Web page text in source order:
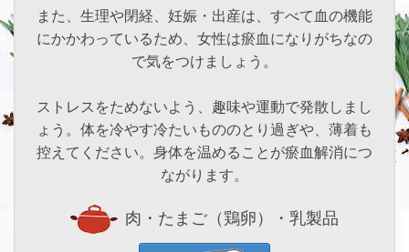
また、生理や閉経、妊娠・出産は、すべて血の機能
にかかわっているため、女性は瘀血になりがちなの
で気をつけましょう。
ストレスをためないよう、趣味や運動で発散しまし
ょう。体を冷やす冷たいもののとり過ぎや、薄着も
控えてください。身体を温めることが瘀血解消につ
ながります。
肉・たまご（鶏卵）・乳製品